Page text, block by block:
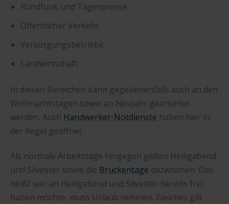
Rundfunk und Tagespresse
Öffentlicher Verkehr
Versorgungsbetriebe
Landwirtschaft
In diesen Bereichen kann gegebenenfalls auch an den
Weihnachtstagen sowie an Neujahr gearbeitet
werden. Auch Handwerker-Notdienste haben hier in
der Regel geöffnet.
Als normale Arbeitstage hingegen gelten Heiligabend
und Silvester sowie die Brückentage dazwischen. Das
heißt wer an Heiligabend und Silvester bereits frei
haben möchte, muss Urlaub nehmen. Gleiches gilt